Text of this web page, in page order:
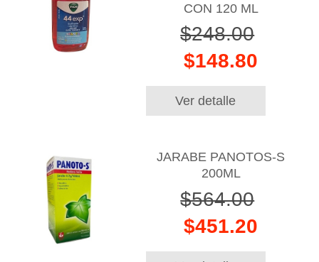
CON 120 ML
$248.00
$148.80
Ver detalle
JARABE PANOTOS-S
200ML
$564.00
$451.20